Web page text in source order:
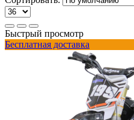
Быстрый просмотр
Бесплатная доставка